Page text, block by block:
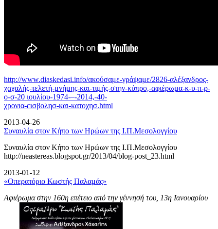
http://www.diaskedasi.info/ακούσαμε-γράψαμε/2826-αλέξανδρος-
χαχαλής-τελετή-μνήμης-και-τιμής-στην-κύπρο,-αφιέρωμα-κ-υ-π-ρ-
ο-σ-20 ιουλίου-1974-–-2014,-40-
χρονια-εισβολησ-και-κατοχησ.html
2013-04-26
Συναυλία στον Κήπο των Ηρώων της Ι.Π.Μεσολογγίου
Συναυλία στον Κήπο των Ηρώων της Ι.Π.Μεσολογγίου
http://neastereas.blogspot.gr/2013/04/blog-post_23.html
2013-01-12
«Οπερατόριο Κωστής Παλαμάς»
Αφιέρωμα στην 160η επέτειο από την γέννησή του, 13η Ιανουαρίου